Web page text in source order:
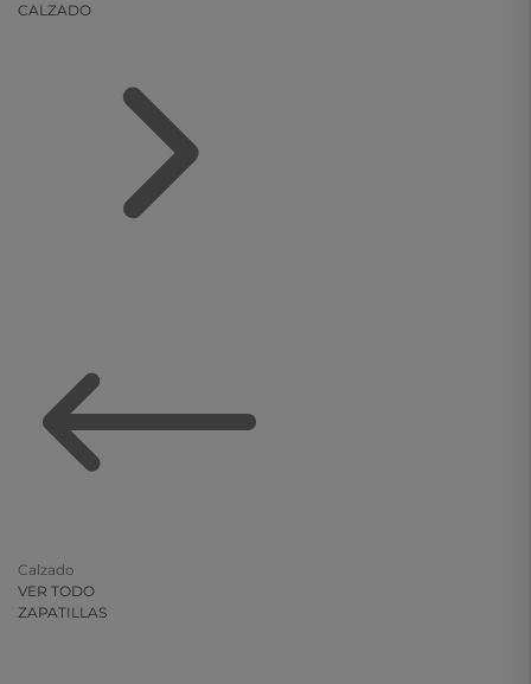
CALZADO
Calzado
VER TODO
ZAPATILLAS